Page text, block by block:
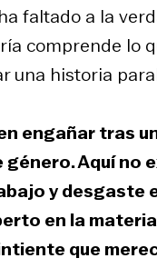
faltado a la
comprende lo
una historia
engañar tras
Aquí
y desgaste
en la
que